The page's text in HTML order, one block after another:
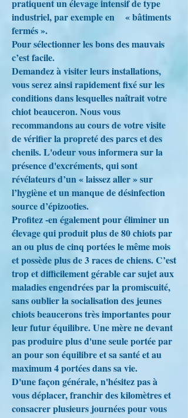
pratiquent un élevage intensif de type
industriel, par exemple en « bâtiments
fermés ».
Pour sélectionner les bons des mauvais
c’est facile.
Demandez à visiter leurs installations,
vous serez ainsi rapidement fixé sur les
conditions dans lesquelles naîtrait votre
chiot beauceron. Nous vous
recommandons au cours de votre visite
de vérifier la propreté des parcs et des
chenils. L'odeur vous informera sur la
présence d'excréments, qui sont
révélateurs d’un « laissez aller » sur
l’hygiène et un manque de désinfection
source d’épizooties.
Profitez -en également pour éliminer un
élevage qui produit plus de 80 chiots par
an ou plus de cinq portées le même mois
et possède plus de 3 races de chiens. C’est
trop et difficilement gérable car sujet aux
maladies engendrées par la promiscuité,
sans oublier la socialisation des jeunes
chiots beaucerons très importantes pour
leur futur équilibre. Une mère ne devant
pas produire plus d'une seule portée par
an pour son équilibre et sa santé et au
maximum 4 portées dans sa vie.
D'une façon générale, n'hésitez pas à
vous déplacer, franchir des kilomètres et
consacrer plusieurs journées pour vous